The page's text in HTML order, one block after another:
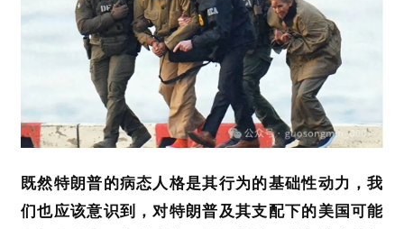
既然特朗普的病态人格是其行为的基础性动力，我
们也应该意识到，对特朗普及其支配下的美国可能